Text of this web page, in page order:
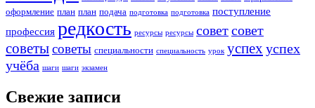
оформление план план подача подготовка подготовка поступление
профессия редкость ресурсы ресурсы советсовет
советысоветы специальности специальность урок успех успех
учёба шаги шаги экзамен
Свежие записи